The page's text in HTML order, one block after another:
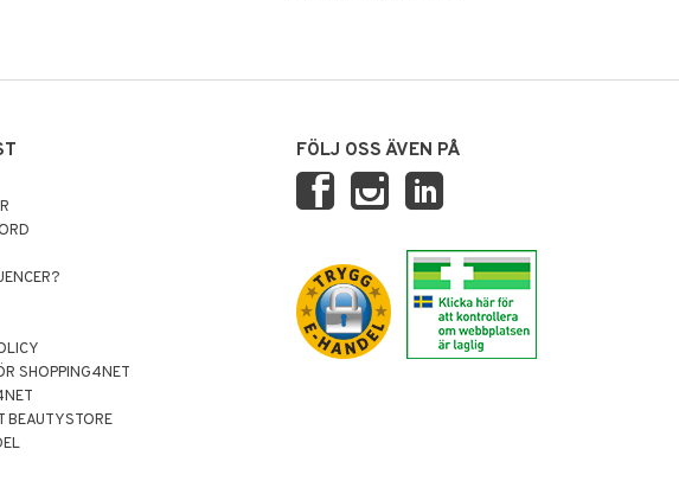
SHOPPING4NET
BEAUTYSTORE
FÖLJ OSS ÄVEN PÅ